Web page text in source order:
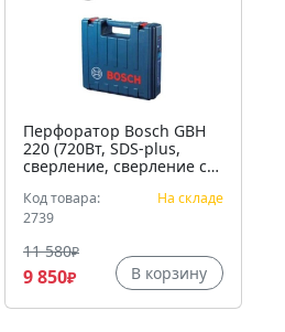
Перфоратор Bosch GBH
220 (720Вт, SDS-plus,
сверление, сверление с
сверления, кейс для
хранения)
Код товара:
2739
На складе
11 580₽
9 850₽ В корзину